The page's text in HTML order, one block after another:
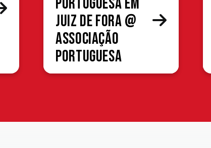
Juiz de Fora @
Associação
Portuguesa